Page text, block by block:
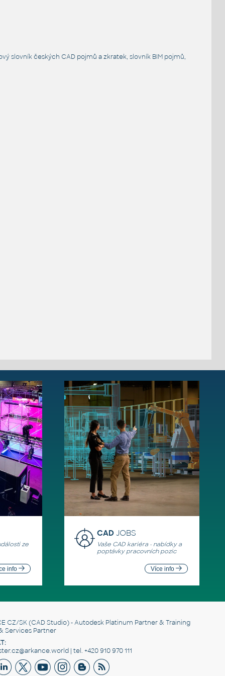
slovníkčeských CAD pojmů a zkratek, slovník BIM pojmů,
ze
info
CADJOBS
Vaše CAD kariéra - nabídky a
poptávky pracovních pozic
Více info
CZ/SK(CAD Studio) - Autodesk Platinum Partner & Training
Services Partner
| tel. +420 910 970 111